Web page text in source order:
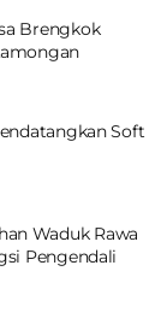
Brengkok
Soft
Waduk Rawa
Pengendali